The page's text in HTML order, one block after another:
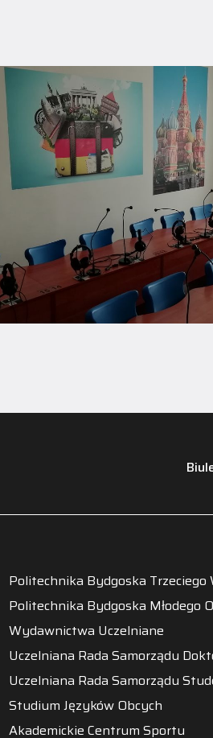
Politechnika Bydgoska Trzeciego
Politechnika Bydgoska Młodego
Wydawnictwa Uczelniane
Uczelniana Rada Samorządu
Uczelniana Rada Samorządu
Studium Języków Obcych
Akademickie Centrum Sportu